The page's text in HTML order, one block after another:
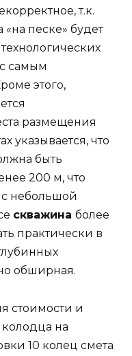
т.к.
песке» будет
самым
этого,
размещения
указывается, что
быть
200 м, что
с небольшой
скважина более
практически в
обширная.
стоимости и
колодца на
10 колец смета